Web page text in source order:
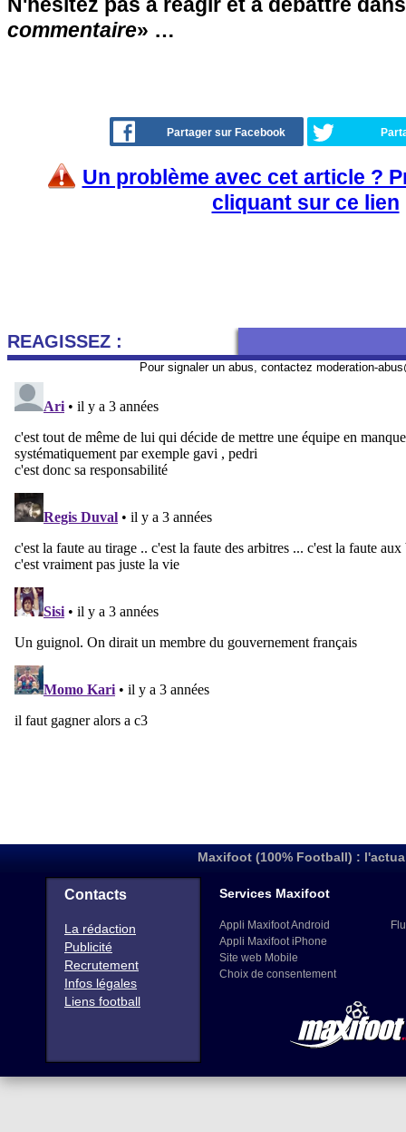
commentaire» …
Partager sur Facebook
Un problème avec cet article ?
cliquant sur ce lien
REAGISSEZ :
Pour signaler un abus, contactez moderation-
Maxifoot (100% Football) :
Contacts
La rédaction
Publicité
Recrutement
Infos légales
Liens football
Services Maxifoot
Appli Maxifoot Android
Appli Maxifoot iPhone
Site web Mobile
Choix de consentement